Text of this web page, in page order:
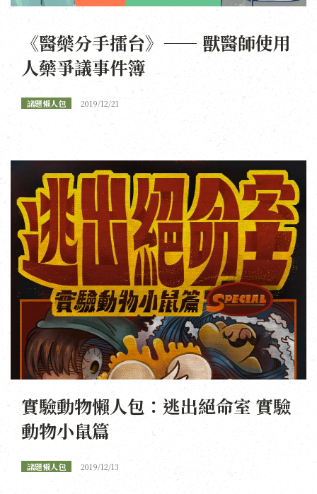
《醫藥分手擂台》—— 獸醫師使用
人藥爭議事件簿
議題懶人包 2019/12/21
實驗動物懶人包：逃出絕命室 實驗
動物小鼠篇
議題懶人包 2019/12/13